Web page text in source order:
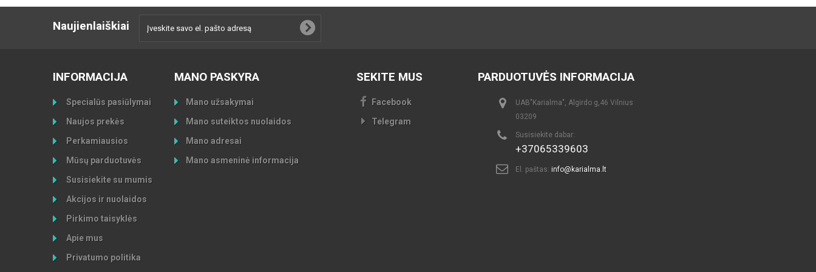
Naujienlaiškiai
INFORMACIJA
Specialūs pasiūlymai
Naujos prekės
Perkamiausios
Mūsų parduotuvės
Susisiekite su mumis
Akcijos ir nuolaidos
Pirkimo taisyklės
Apie mus
Privatumo politika
MANO PASKYRA
Mano užsakymai
Mano suteiktos nuolaidos
Mano adresai
Mano asmeninė informacija
SEKITE MUS
Facebook
Telegram
PARDUOTUVĖS INFORMACIJA
UAB"Karialma", Algirdo g,46 Vilnius
03209
Susisiekite dabar:
+37065339603
El. paštas: info@karialma.lt